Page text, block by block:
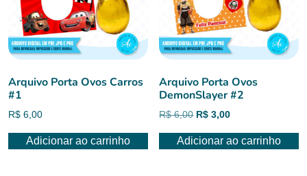
Arquivo Porta Ovos Carros
#1
R$ 6,00
Adicionar ao carrinho
Arquivo Porta Ovos
DemonSlayer #2
R$6,00 O
original
R$ 3,00O
atual
Adicionar ao carrinho